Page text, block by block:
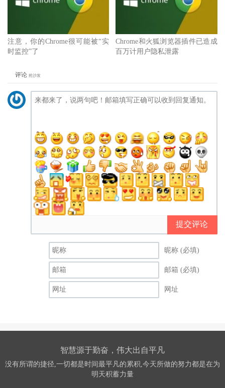
注意，你的Chrome很可能被“实
时监控”了
Chrome和火狐浏览器插件已造成
百万计用户隐私泄露
评论 抢沙发
提交评论
昵称 (必填)
邮箱 (必填)
网址
智慧源于勤奋，伟大出自平凡
没有所谓的捷径,一切都是时间最平凡的累积,今天所做的努力都是在为
明天积蓄力量